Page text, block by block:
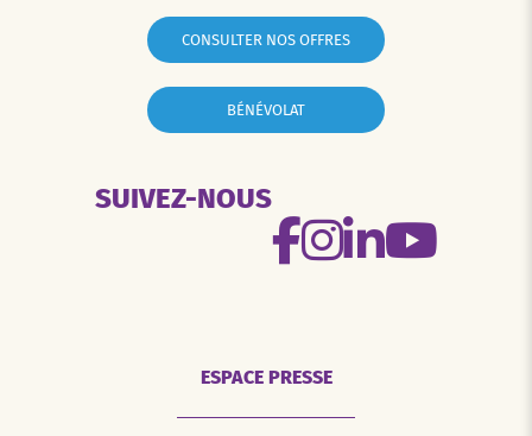
CONSULTER NOS OFFRES
BÉNÉVOLAT
SUIVEZ-NOUS
ESPACE PRESSE